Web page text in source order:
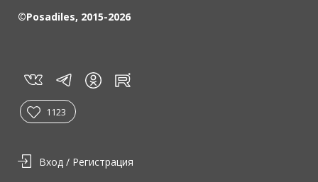
©Posadiles, 2015-2026
vk tg in rt
1123
Вход / Регистрация